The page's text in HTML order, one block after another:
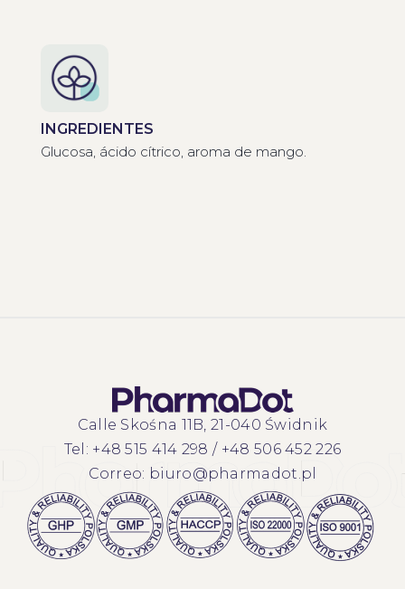
INGREDIENTES
Glucosa, ácido cítrico, aroma de mango.
Calle Skośna 11B, 21-040 Świdnik
Tel: +48 515 414 298 / +48 506 452 226
Correo: biuro@pharmadot.pl